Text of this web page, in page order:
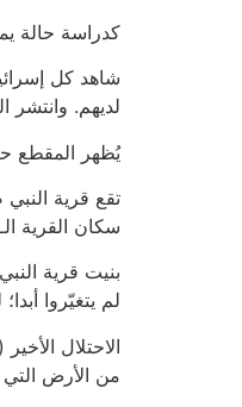
كدراسة حالة
شاهد كل
لديهم. وانتشر
يُظهر المقطع
تقع قرية
سكان القرية الـ 550.
بنيت قرية
لم يتغيّروا
الاحتلال
من الأرض